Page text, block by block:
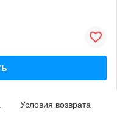
Условия возврата